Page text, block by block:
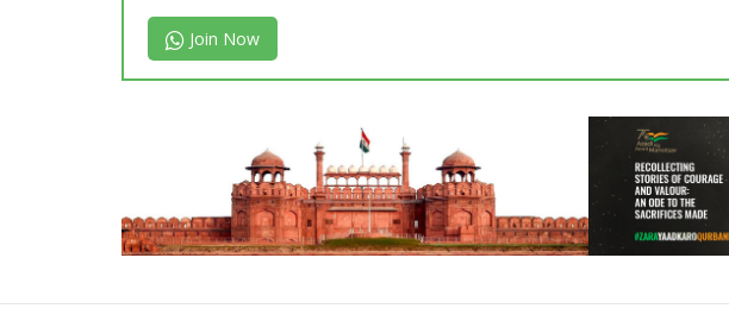
Join Now